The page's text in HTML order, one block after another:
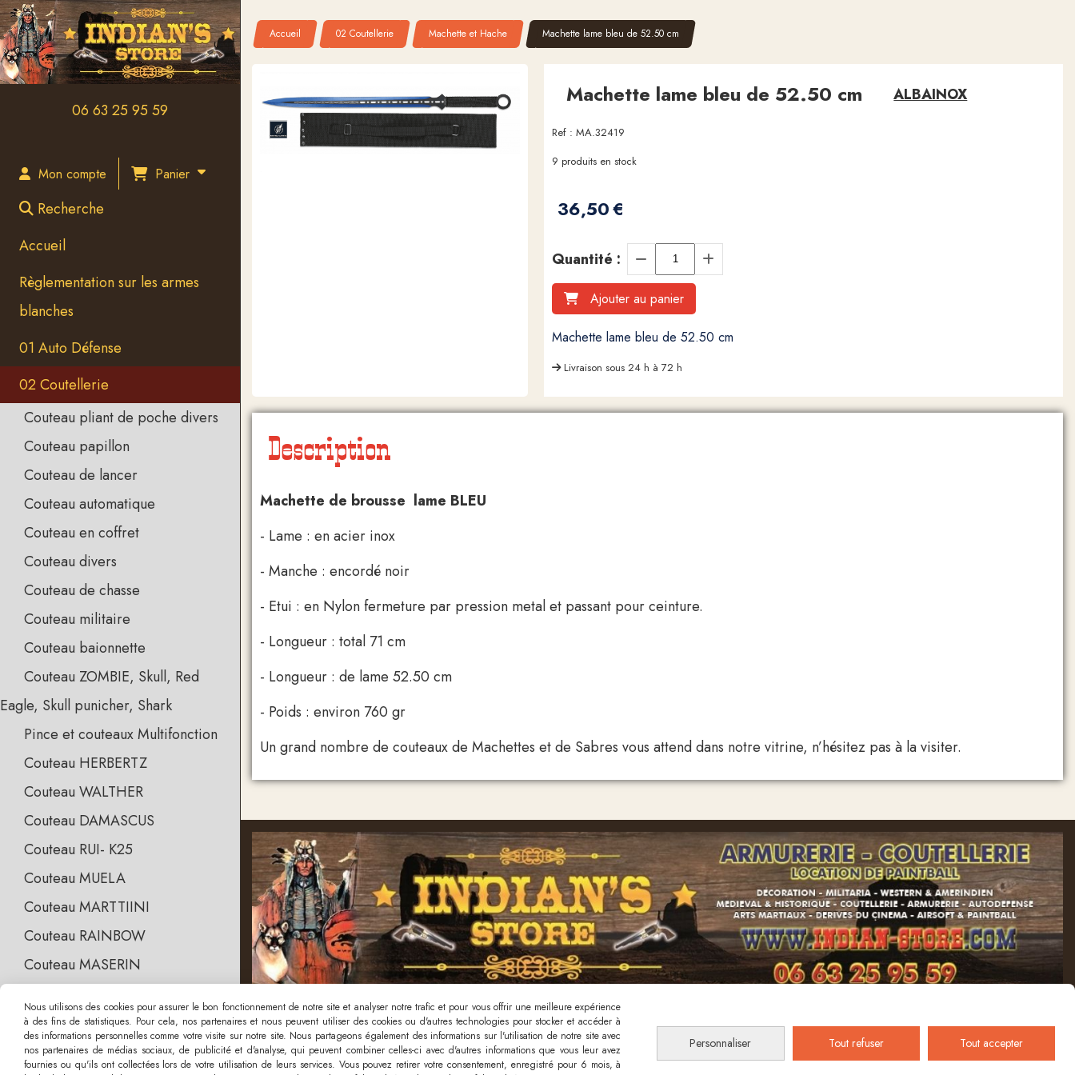
06 63 25 95 59
Mon compte Panier
Recherche
Accueil
Règlementation sur les armes
blanches
01 Auto Défense
02 Coutellerie
Couteau pliant de poche divers
Couteau papillon
Couteau de lancer
Couteau automatique
Couteau en coffret
Couteau divers
Couteau de chasse
Couteau militaire
Couteau baionnette
Couteau ZOMBIE, Skull, Red
Eagle, Skull punicher, Shark
Pince et couteaux Multifonction
Couteau HERBERTZ
Couteau WALTHER
Couteau DAMASCUS
Couteau RUI- K25
Couteau MUELA
Couteau MARTTIINI
Couteau RAINBOW
Couteau MASERIN
Rainblack
Couteau M-Tech & Max Knives
Accueil 02 Coutellerie Machette et Hache Machette lame bleu de 52.50 cm
Machette lame bleu de 52.50 cm ALBAINOX
Ref : MA.32419
36,50€
9 produits en stock
Quantité :
Ajouter au panier
Machette lame bleu de 52.50 cm
Livraison sous 24 h à 72 h
Description
Machette de brousse lame BLEU
- Lame : en acier inox
- Manche : encordé noir
- Etui : en Nylon fermeture par pression metal et passant pour ceinture.
- Longueur : total 71 cm
- Longueur : de lame 52.50 cm
- Poids : environ 760 gr
Un grand nombre de couteaux de Machettes et de Sabres vous attend dans notre vitrine, n’hésitez pas à la visiter.
Nous contacter
Panneau de gestion des cookies
Nous utilisons des cookies pour assurer le bon fonctionnement de notre site et analyser notre trafic et pour vous offrir une meilleure expérience
à des fins de statistiques. Pour cela, nos partenaires et nous peuvent utiliser des cookies ou d'autres technologies pour stocker et accéder à
des informations personnelles comme votre visite sur notre site. Nous partageons également des informations sur l'utilisation de notre site avec
nos partenaires de médias sociaux, de publicité et d'analyse, qui peuvent combiner celles-ci avec d'autres informations que vous leur avez
fournies ou qu'ils ont collectées lors de votre utilisation de leurs services. Vous pouvez retirer votre consentement, enregistré pour 6 mois, à
Personnaliser Tout refuser Tout accepter